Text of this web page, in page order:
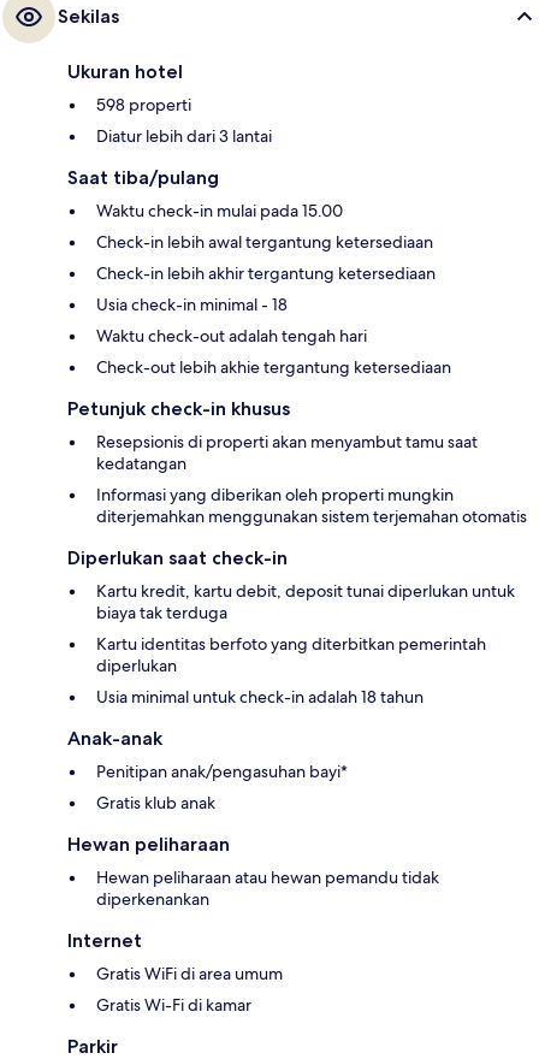
Sekilas
Ukuran hotel
598 properti
Diatur lebih dari 3 lantai
Saat tiba/pulang
Waktu check-in mulai pada 15.00
Check-in lebih awal tergantung ketersediaan
Check-in lebih akhir tergantung ketersediaan
Usia check-in minimal - 18
Waktu check-out adalah tengah hari
Check-out lebih akhie tergantung ketersediaan
Petunjuk check-in khusus
Resepsionis di properti akan menyambut tamu saat
kedatangan
Informasi yang diberikan oleh properti mungkin
diterjemahkan menggunakan sistem terjemahan otomatis
Diperlukan saat check-in
Kartu kredit, kartu debit, deposit tunai diperlukan untuk
biaya tak terduga
Kartu identitas berfoto yang diterbitkan pemerintah
diperlukan
Usia minimal untuk check-in adalah 18 tahun
Anak-anak
Penitipan anak/pengasuhan bayi*
Gratis klub anak
Hewan peliharaan
Hewan peliharaan atau hewan pemandu tidak
diperkenankan
Internet
Gratis WiFi di area umum
Gratis Wi-Fi di kamar
Parkir